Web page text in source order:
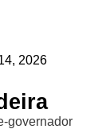
2026
governador